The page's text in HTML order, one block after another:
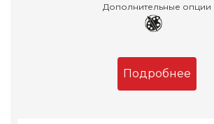
Дополнительные опции
Подробнее